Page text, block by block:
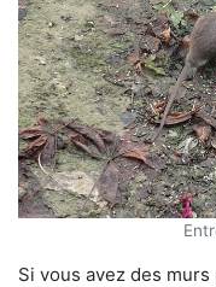
Si vous avez des